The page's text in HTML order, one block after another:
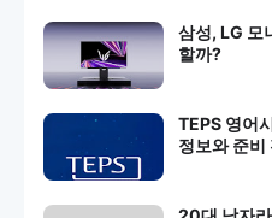
삼성, LG 모
할까?
TEPS 영어
정보와 준비